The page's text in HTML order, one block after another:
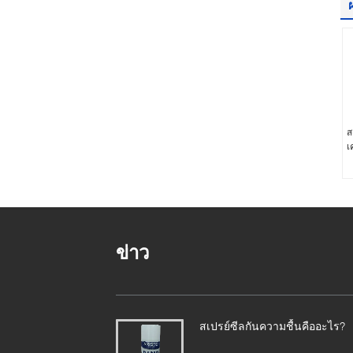
ข่าว
สเปรย์ซีลกันความชื้นคืออะไร?